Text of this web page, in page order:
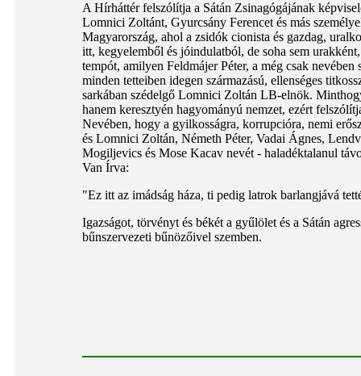
A Hírháttér felszólítja a Sátán Zsinagógájának
Lomnici Zoltánt, Gyurcsány Ferencet és más
Magyarország, ahol a zsidók cionista és gazdag,
itt, kegyelemből és jóindulatból, de soha sem
tempót, amilyen Feldmájer Péter, a még csak
minden tetteiben idegen származású, ellenséges
sarkában szédelgő Lomnici Zoltán LB-elnök.
hanem keresztyén hagyományú nemzet, ezért
Nevében, hogy a gyilkosságra, korrupcióra, nemi
és Lomnici Zoltán, Németh Péter, Vadai Ágnes,
Mogiljevics és Mose Kacav nevét - haladéktalanul
Van Írva:
"Ez itt az imádság háza, ti pedig latrok barlangjává
Igazságot, törvényt és békét a gyűlölet és a Sátán
bűnszervezeti bűnözőivel szemben.